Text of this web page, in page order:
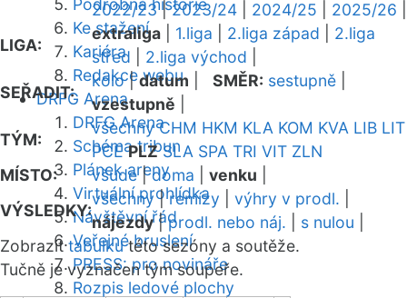
Podrobná historie
Ke stažení
Kariéra
Redakce webu
DRFG Arena
DRFG Arena
Schéma tribun
Plánek areny
Virtuální prohlídka
Návštěvní řád
Veřejné bruslení
PRESS: pro novináře
Rozpis ledové plochy
2022/23|2023/24 2024/25 2025/26
LIGA:
extraliga 1.liga 2.liga západ
2.liga
střed
2.liga východ
SEŘADIT:
kolo|datum SMĚR: sestupně
vzestupně
TÝM:
všechny CHM HKM KLA KOM KVA LIB LIT
PCE PLZ SLA SPA TRI VIT ZLN
MÍSTO:
všude|doma venku
VÝSLEDKY:
všechny|remízy výhry v prodl.
nájezdy|prodl. nebo náj. s nulou
Zobrazittabulkutéto sezóny a soutěže.
Tučně je vyznačen tým soupeře.